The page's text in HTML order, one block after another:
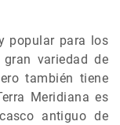
popular para los
variedad de
también tiene
Meridiana es
antiguo de